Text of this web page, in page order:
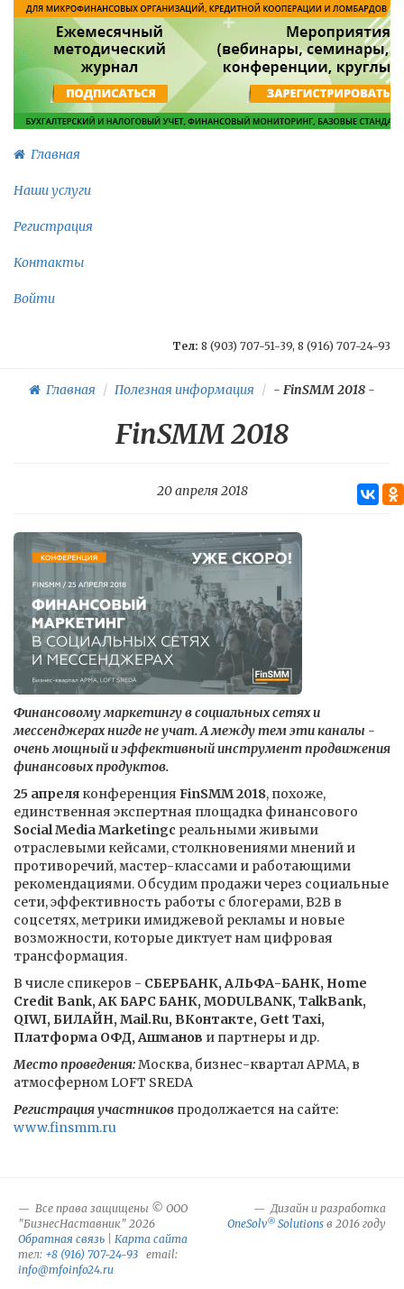
Главная
Наши услуги
Регистрация
Контакты
Войти
Тел: 8 (903) 707-51-39, 8 (916) 707-24-93
Главная Полезная информация - FinSMM 2018 -
FinSMM 2018
20 апреля 2018
Финансовому маркетингу в социальных сетях и
мессенджерах нигде не учат. А между тем эти каналы -
очень мощный и эффективный инструмент продвижения
финансовых продуктов.
25 апреля конференция FinSMM 2018, похоже,
единственная экспертная площадка финансового
Social Media Marketingс реальными живыми
отраслевыми кейсами, столкновениями мнений и
противоречий, мастер-классами и работающими
рекомендациями. Обсудим продажи через социальные
сети, эффективность работы с блогерами, B2B в
соцсетях, метрики имиджевой рекламы и новые
возможности, которые диктует нам цифровая
трансформация.
В числе спикеров - СБЕРБАНК, АЛЬФА-БАНК, Home
Credit Bank, АК БАРС БАНК, MODULBANK, TalkBank,
QIWI, БИЛАЙН, Mail.Ru, ВКонтакте, Gett Taxi,
Платформа ОФД, Ашманов и партнеры и др.
Место проведения:Москва, бизнес-квартал АРМА, в
атмосферном LOFT SREDA
Регистрация участников продолжается на сайте:
www.finsmm.ru
Все права защищены © ООО
"БизнесНаставник" 2026
Обратная связь
Карта сайта
тел: +8 (916) 707-24-93 email:
info@mfoinfo24.ru
Дизайн и разработка
OneSolv® Solutions в 2016 году